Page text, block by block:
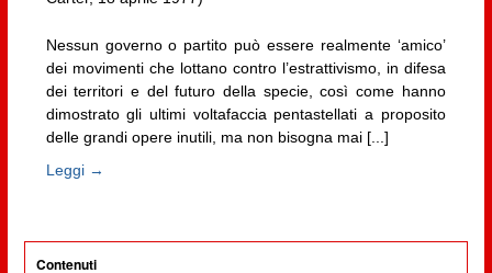
Nessun governo o partito può essere realmente ‘amico’
dei movimenti che lottano contro l’estrattivismo, in difesa
dei territori e del futuro della specie, così come hanno
dimostrato gli ultimi voltafaccia pentastellati a proposito
delle grandi opere inutili, ma non bisogna mai [...]
Leggi →
Contenuti